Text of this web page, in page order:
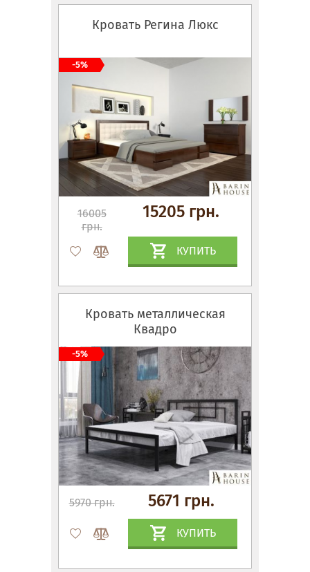
Кровать Регина Люкс
16005
грн.
15205 грн.
КУПИТЬ
-5%
Кровать металлическая
Квадро
5970 грн. 5671 грн.
КУПИТЬ
-5%